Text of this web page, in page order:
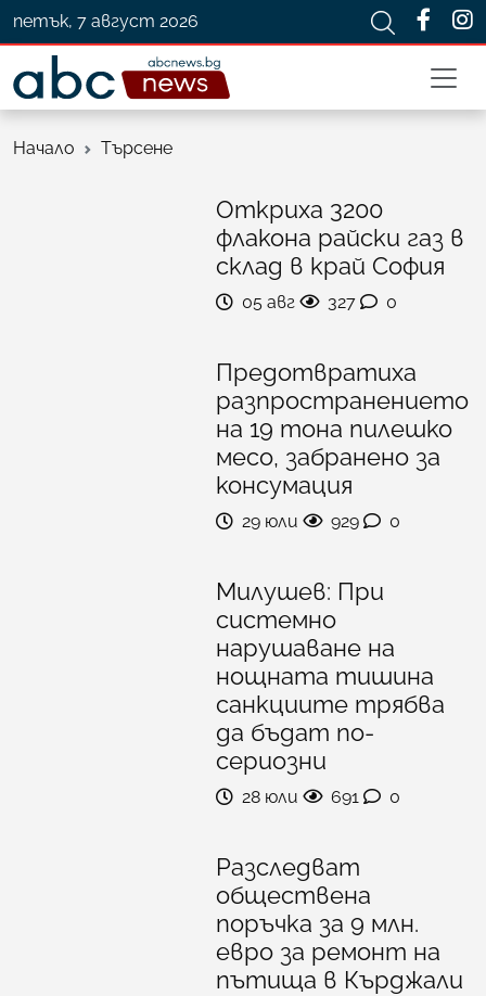
петък, 7 август 2026
Начало Търсене
Откриха 3200
флакона райски газ в
склад в край София
05 авг 327 0
Предотвратиха
разпространението
на 19 тона пилешко
месо, забранено за
консумация
29 юли 929 0
Милушев: При
системно
нарушаване на
нощната тишина
санкциите трябва
да бъдат по-
сериозни
28 юли 691 0
Разследват
обществена
поръчка за 9 млн.
евро за ремонт на
пътища в Кърджали